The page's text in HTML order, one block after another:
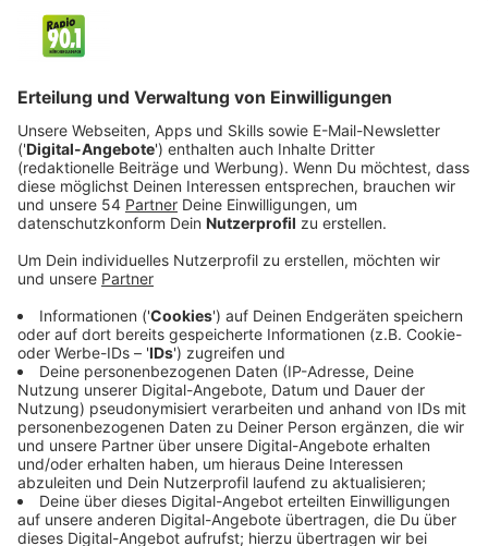
„Ob das Regime im Iran jetzt hingeht und sagt:
Wir können auf dem Schlachtefeld nicht
gewinnen, also machen wir an anderen Orten der
Welt Ärger, auf Deutsch: Anschläge. Das kann
man nicht ausschließen, objektiv ist diese
abstrakte Gefahr jetzt höher als vor dem
Reul sagte das auf Nachfrage unseres Leiters des
Landtagsstudios, José Narciandi, auf einer
Pressekonferenz in Düsseldorf. Er bezeichnete die
Lage als dynamisch und unterstrich die Bedeutung
einer genauen Beobachtung durch Polizei und
Verfassungsschutz.